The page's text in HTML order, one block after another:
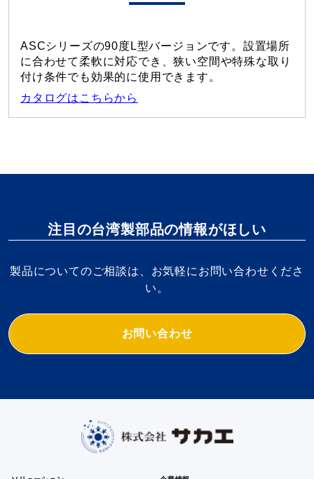
ASCシリーズの90度L型バージョンです。設置場所
に合わせて柔軟に対応でき、狭い空間や特殊な取り
付け条件でも効果的に使用できます。
カタログはこちらから
注目の台湾製部品の情報がほしい
製品についてのご相談は、お気軽にお問い合わせくださ
い。
お問い合わせ